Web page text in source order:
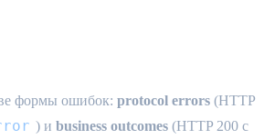
формы ошибок: protocol errors (HTTP
) и business outcomes (HTTP 200 с